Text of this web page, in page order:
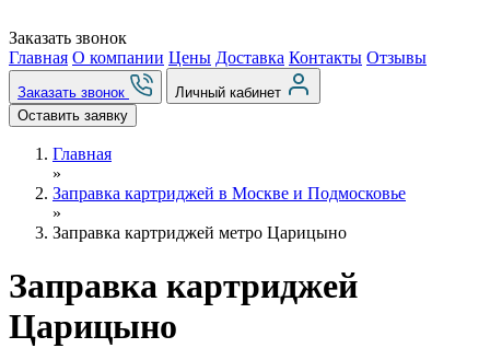
Заказать звонок
Главная О компании Цены Доставка Контакты Отзывы
Заказать звонок
Личный кабинет
Оставить заявку
Главная
»
Заправка картриджей в Москве и Подмосковье
»
Заправка картриджей метро Царицыно
Заправка картриджей
Царицыно